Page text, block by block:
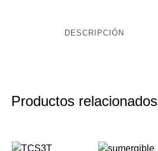
DESCRIPCIÓN
Productos relacionados